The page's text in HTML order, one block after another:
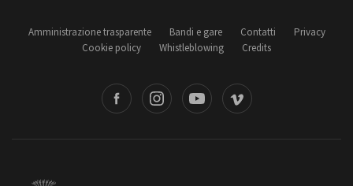
Amministrazione trasparente Bandi e gare Contatti
Privacy
Cookie policy
Whistleblowing Credits
Vimeo